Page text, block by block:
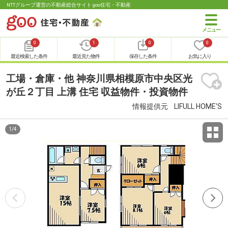
NTTグループ運営の不動産総合サイト goo住宅・不動産
0
最近検索した条件
1
最近見た物件
0
保存した条件
0
お気に入り
工場・倉庫・他 神奈川県相模原市中央区光
が丘２丁目 上溝 住宅 収益物件・投資物件
情報提供元 LIFULL HOME'S
1 /4